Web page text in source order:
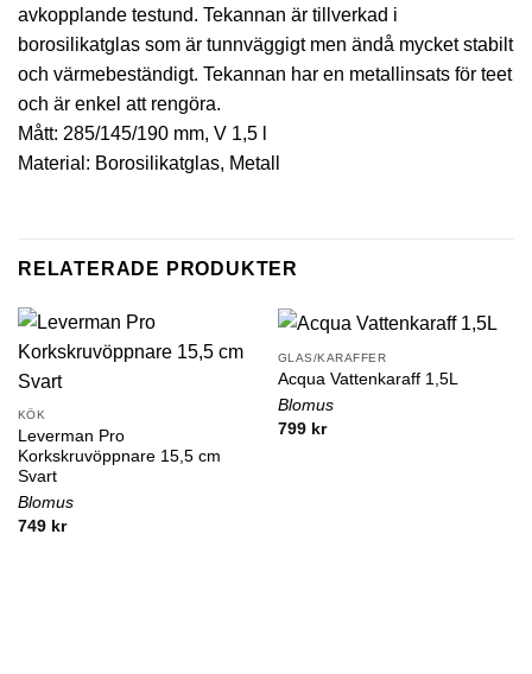
avkopplande testund. Tekannan är tillverkad i
borosilikatglas som är tunnväggigt men ändå mycket stabilt
och värmebeständigt. Tekannan har en metallinsats för teet
och är enkel att rengöra.
Mått: 285/145/190 mm, V 1,5 l
Material: Borosilikatglas, Metall
RELATERADE PRODUKTER
KÖK
Leverman Pro
Korkskruvöppnare 15,5 cm
Svart
Blomus
749 kr
GLAS/KARAFFER
Acqua Vattenkaraff 1,5L
Blomus
799 kr